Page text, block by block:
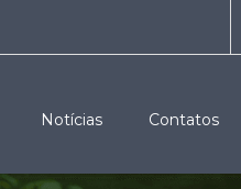
Notícias Contatos